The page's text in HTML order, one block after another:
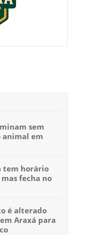
sem
animal em
tem horário
fecha no
é alterado
Araxá para